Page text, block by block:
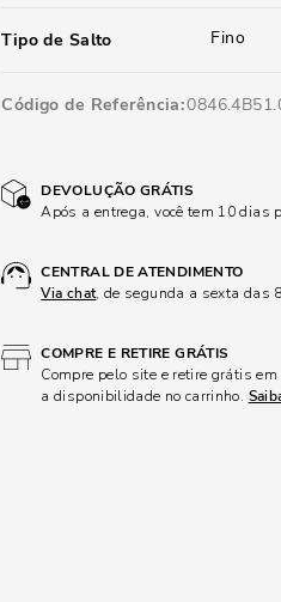
Tipo de Salto Fino
Código de Referência
DEVOLUÇÃO GRÁTIS
Após a entrega, você tem 10 dias
CENTRAL DE ATENDIMENTO
Via chat, de segunda a sexta das
COMPRE E RETIRE GRÁTIS
Compre pelo site e retire grátis
a disponibilidade no carrinho.